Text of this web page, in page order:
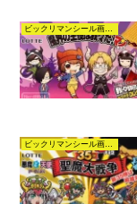
ビックリマンシール画像リスト
ビックリマンシール画像リスト